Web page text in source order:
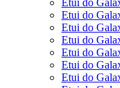
Etui do
Etui do
Etui do
Etui do
Etui do
Etui do
Etui do